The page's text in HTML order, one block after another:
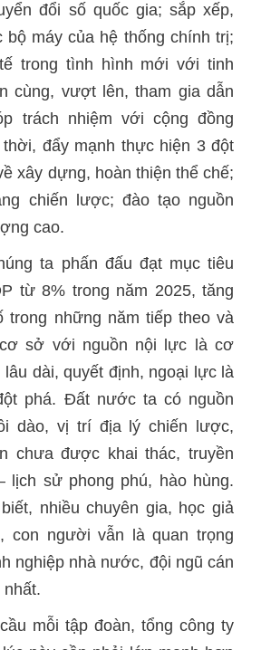
đổi số quốc gia; sắp xếp,
bộ máy của hệ thống chính trị;
trong tình hình mới với tinh
cùng, vượt lên, tham gia dẫn
trách nhiệm với cộng đồng
đẩy mạnh thực hiện 3 đột
xây dựng, hoàn thiện thể chế;
chiến lược; đào tạo nguồn
cao.
ta phấn đấu đạt mục tiêu
từ 8% trong năm 2025, tăng
trong những năm tiếp theo và
sở với nguồn nội lực là cơ
dài, quyết định, ngoại lực là
phá. Đất nước ta có nguồn
dào, vị trí địa lý chiến lược,
chưa được khai thác, truyền
lịch sử phong phú, hào hùng.
nhiều chuyên gia, học giả
con người vẫn là quan trọng
nghiệp nhà nước, đội ngũ cán
nhất.
mỗi tập đoàn, tổng công ty